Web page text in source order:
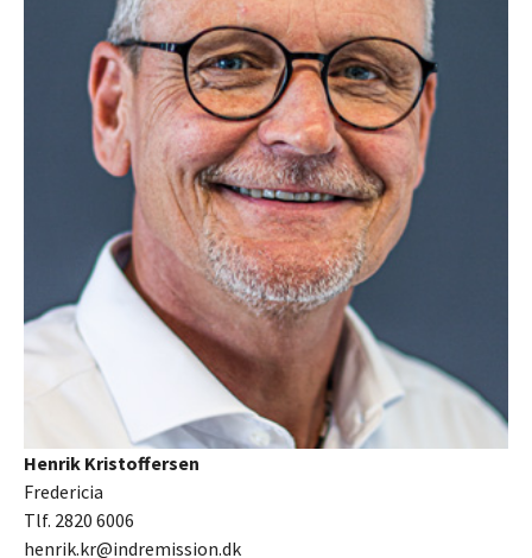
Henrik Kristoffersen
Fredericia
Tlf. 2820 6006
henrik.kr@indremission.dk